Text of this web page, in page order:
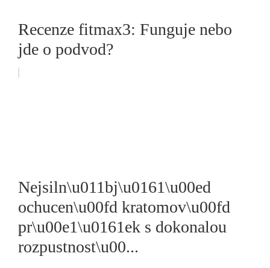
Recenze fitmax3: Funguje nebo
jde o podvod?
Nejsiln\u011bj\u0161\u00ed
ochucen\u00fd kratomov\u00fd
pr\u00e1\u0161ek s dokonalou
rozpustnost\u00...